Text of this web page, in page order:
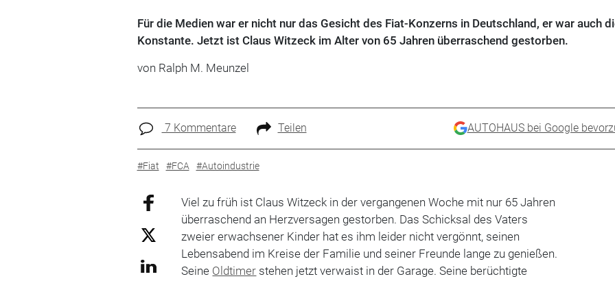
Für die Medien war er nicht nur das Gesicht des Fiat-Konzerns in Deutschland, er war auch
Konstante. Jetzt ist Claus Witzeck im Alter von 65 Jahren überraschend gestorben.
von Ralph M. Meunzel
7 Kommentare Teilen AUTOHAUS bei Google
#Fiat #FCA #Autoindustrie
Viel zu früh ist Claus Witzeck in der vergangenen Woche mit nur 65 Jahren
überraschend an Herzversagen gestorben. Das Schicksal des Vaters
zweier erwachsener Kinder hat es ihm leider nicht vergönnt, seinen
Lebensabend im Kreise der Familie und seiner Freunde lange zu genießen.
Seine Oldtimer stehen jetzt verwaist in der Garage. Seine berüchtigte